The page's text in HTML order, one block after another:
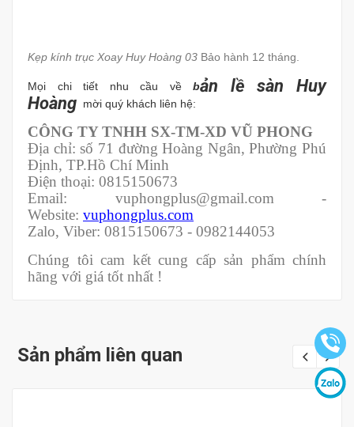
Kẹp kính trục Xoay Huy Hoàng 03 Bảo hành 12 tháng.
Mọi chi tiết nhu cầu vềbản lề sàn Huy
Hoàng mời quý khách liên hệ:
CÔNG TY TNHH SX-TM-XD VŨ PHONG
Địa chỉ: số 71 đường Hoàng Ngân, Phường Phú
Định, TP.Hồ Chí Minh
Điện thoại: 0815150673
Email: vuphongplus@gmail.com -
Website: vuphongplus.com
Zalo, Viber: 0815150673 - 0982144053
Chúng tôi cam kết cung cấp sản phẩm chính
hãng với giá tốt nhất !
Sản phẩm liên quan